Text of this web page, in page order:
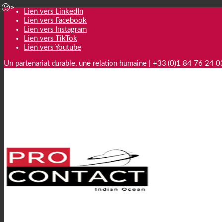
Lien vers LinkedIn
Lien vers Facebook
Lien vers Instagram
Lien vers TikTok
Lien vers Youtube
Un partenariat durable, une relation humaine | +33 (0)1 84 76 24